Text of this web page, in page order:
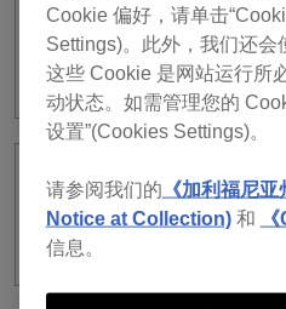
https://rekordbox.com/zh-cn/
有没有办法确认用
的USB存储设备在CDJ-
Cookie 偏好，请单击
Settings)。此外，我们还会
这些 Cookie 是网站运行所
动状态。如需管理您的
设置”(Cookies Settings)。
请参阅我们的 《加利福尼
Notice at Collection)和
信息。